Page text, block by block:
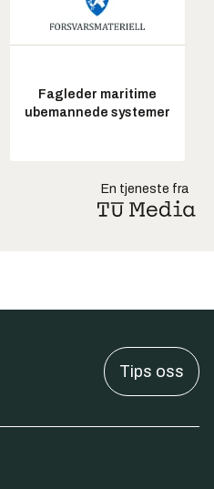
Fagleder maritime
ubemannede systemer
En tjeneste fra
Tips oss